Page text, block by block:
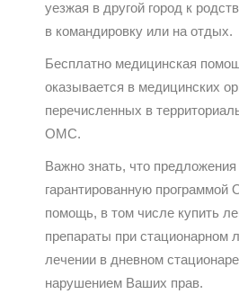
уезжая в другой город к
в командировку или на отдых.
Бесплатно медицинская
оказывается в медицинских
перечисленных в
ОМС.
Важно знать, что предложения
гарантированную
помощь, в том числе купить
препараты при стационарном
лечении в дневном
нарушением Ваших прав.